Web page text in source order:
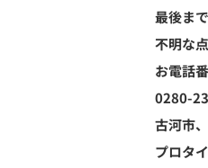
最後ま
不明な
お電話
0280-
古河市
プロタ